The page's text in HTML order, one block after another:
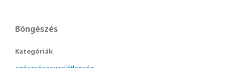
Böngészés
Kategóriák